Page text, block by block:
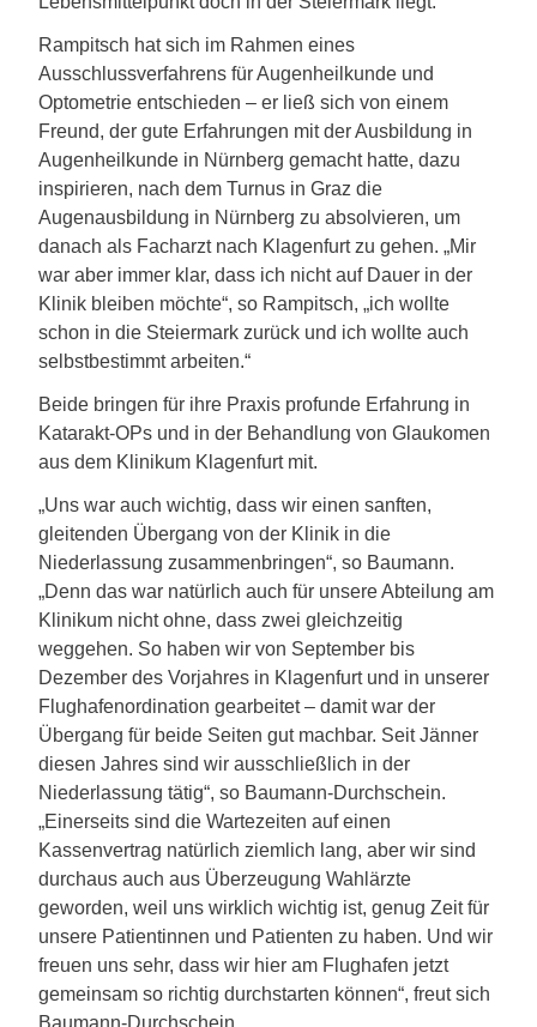
Rampitsch hat sich im Rahmen eines
Ausschlussverfahrens für Augenheilkunde und
Optometrie entschieden – er ließ sich von einem
Freund, der gute Erfahrungen mit der Ausbildung in
Augenheilkunde in Nürnberg gemacht hatte, dazu
inspirieren, nach dem Turnus in Graz die
Augenausbildung in Nürnberg zu absolvieren, um
danach als Facharzt nach Klagenfurt zu gehen. „Mir
war aber immer klar, dass ich nicht auf Dauer in der
Klinik bleiben möchte“, so Rampitsch, „ich wollte
schon in die Steiermark zurück und ich wollte auch
selbstbestimmt arbeiten.“
Beide bringen für ihre Praxis profunde Erfahrung in
Katarakt-OPs und in der Behandlung von Glaukomen
aus dem Klinikum Klagenfurt mit.
„Uns war auch wichtig, dass wir einen sanften,
gleitenden Übergang von der Klinik in die
Niederlassung zusammenbringen“, so Baumann.
„Denn das war natürlich auch für unsere Abteilung am
Klinikum nicht ohne, dass zwei gleichzeitig
weggehen. So haben wir von September bis
Dezember des Vorjahres in Klagenfurt und in unserer
Flughafenordination gearbeitet – damit war der
Übergang für beide Seiten gut machbar. Seit Jänner
diesen Jahres sind wir ausschließlich in der
Niederlassung tätig“, so Baumann-Durchschein.
„Einerseits sind die Wartezeiten auf einen
Kassenvertrag natürlich ziemlich lang, aber wir sind
durchaus auch aus Überzeugung Wahlärzte
geworden, weil uns wirklich wichtig ist, genug Zeit für
unsere Patientinnen und Patienten zu haben. Und wir
freuen uns sehr, dass wir hier am Flughafen jetzt
gemeinsam so richtig durchstarten können“, freut sich
Baumann-Durchschein.